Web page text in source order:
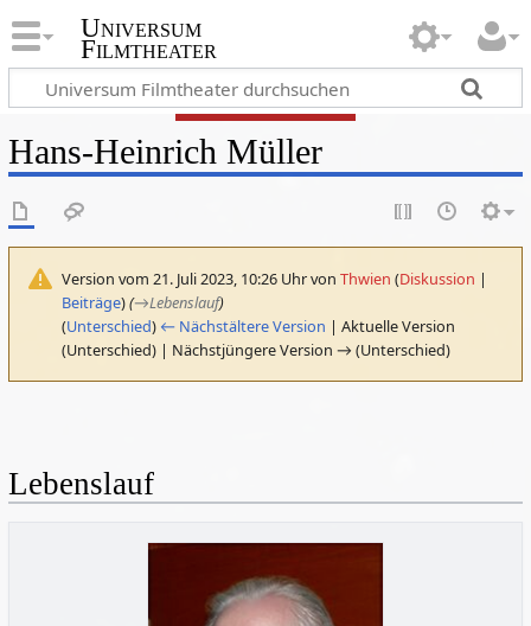
Universum
Filmtheater
Hans-Heinrich Müller
Version vom 21. Juli 2023, 10:26 Uhr von Thwien (Diskussion |
Beiträge)(→Lebenslauf)
(Unterschied) ← Nächstältere Version | Aktuelle Version
(Unterschied) | Nächstjüngere Version → (Unterschied)
Lebenslauf